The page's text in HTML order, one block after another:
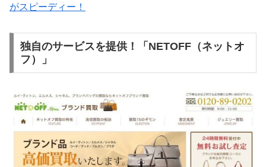
がスピーディー！
独自のサービスを提供！「NETOFF（ネットオ
フ）」